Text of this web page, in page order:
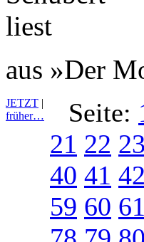
aus »Der
JETZT |
früher…
Seite:
21 22 23
40 41 42
59 60 61